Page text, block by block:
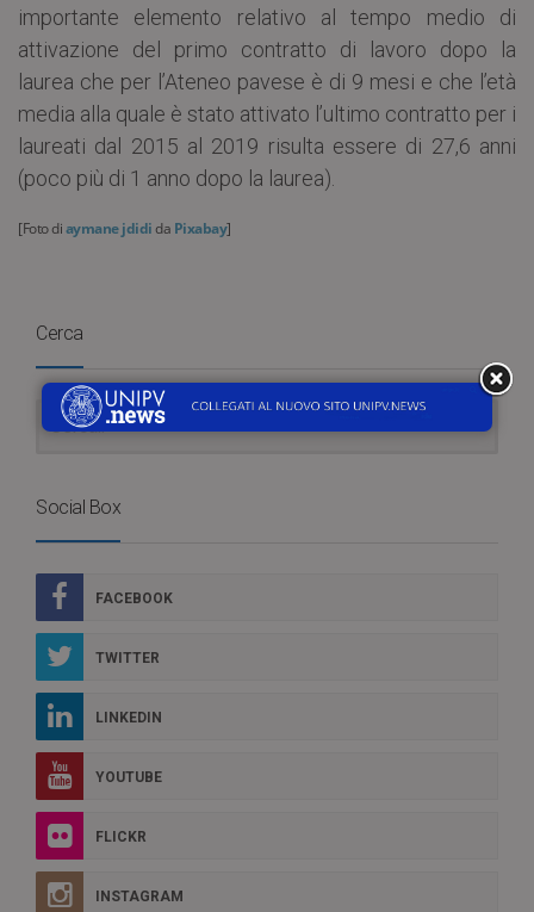
importante elemento relativo al tempo medio di
attivazione del primo contratto di lavoro dopo la
laurea che per l’Ateneo pavese è di 9 mesi e che l’età
media alla quale è stato attivato l’ultimo contratto per i
laureati dal 2015 al 2019 risulta essere di 27,6 anni
(poco più di 1 anno dopo la laurea).
[Foto diaymane jdidi da Pixabay]
Cerca
Social Box
FACEBOOK
TWITTER
LINKEDIN
YOUTUBE
FLICKR
INSTAGRAM